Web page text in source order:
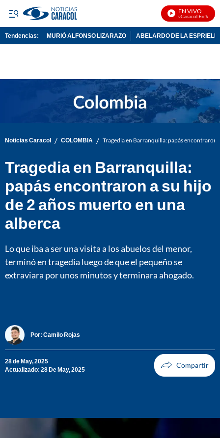
EN VIVO
Noticias Caracol En Vivo
Tendencias: MURIÓ ALFONSO LIZARAZO ABELARDO DE LA
Noticias Caracol / COLOMBIA / Tragedia en Barranquilla: papás encontraron
Tragedia en Barranquilla:
papás encontraron a su hijo
de 2 años muerto en una
alberca
Lo que iba a ser una visita a los abuelos del menor,
terminó en tragedia luego de que el pequeño se
extraviara por unos minutos y terminara ahogado.
Por: Camilo Rojas
28 de May, 2025
Actualizado: 28 De May, 2025